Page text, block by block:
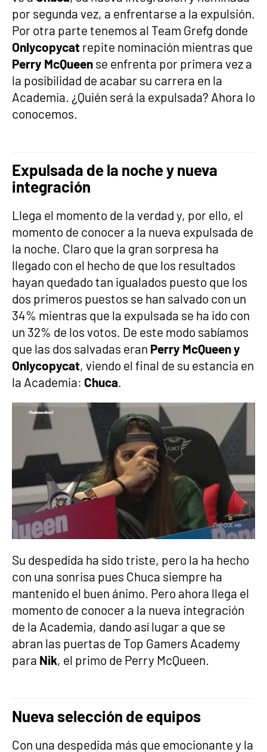
por segunda vez, a enfrentarse a la expulsión.
Por otra parte tenemos al Team Grefg donde
Onlycopycat repite nominación mientras que
Perry McQueen se enfrenta por primera vez a
la posibilidad de acabar su carrera en la
Academia. ¿Quién será la expulsada? Ahora lo
conocemos.
Expulsada de la noche y nueva
integración
Llega el momento de la verdad y, por ello, el
momento de conocer a la nueva expulsada de
la noche. Claro que la gran sorpresa ha
llegado con el hecho de que los resultados
hayan quedado tan igualados puesto que los
dos primeros puestos se han salvado con un
34% mientras que la expulsada se ha ido con
un 32% de los votos. De este modo sabíamos
que las dos salvadas eran Perry McQueen y
Onlycopycat, viendo el final de su estancia en
la Academia: Chuca.
Su despedida ha sido triste, pero la ha hecho
con una sonrisa pues Chuca siempre ha
mantenido el buen ánimo. Pero ahora llega el
momento de conocer a la nueva integración
de la Academia, dando así lugar a que se
abran las puertas de Top Gamers Academy
para Nik, el primo de Perry McQueen.
Nueva selección de equipos
Con una despedida más que emocionante y la